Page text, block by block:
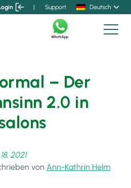
| Support Deutsch
– Der
2.0 in
2021
von Ann-Kathrin Helm